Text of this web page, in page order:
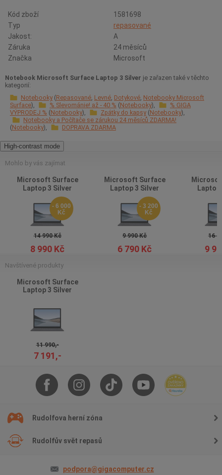
Kód zboží
1581698
Typ
repasované
Jakost:
A
Záruka
24 měsíců
Značka
Microsoft
Notebook Microsoft Surface Laptop 3 Silver je zařazen také v těchto
kategorií:
Notebooky Repasované Levné Dotykové Notebooky Microsoft
Surface
% Slevománie! až - 40 % Notebooky
% GIGA
VÝPRODEJ % Notebooky Zpátky do kapsy Notebooky
Notebooky a Počítače se zárukou 24 měsíců ZDARMA!
Notebooky
DOPRAVA ZDARMA
High-contrast mode
Mohlo by vás zajímat
Microsoft Surface
Laptop 3 Silver
- 6 000
Kč
14 990 Kč
8 990 Kč
Microsoft Surface
Laptop 3 Silver
- 3 200
Kč
9 990 Kč
6 790 Kč
16
9
Navštívené produkty
Microsoft Surface
Laptop 3 Silver
11 990,-
7 191,-
Rudolfova herní zóna
Rudolfův svět repasů
podpora@gigacomputer.cz